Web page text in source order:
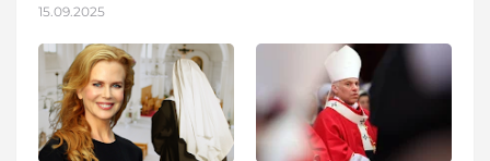
15.09.2025